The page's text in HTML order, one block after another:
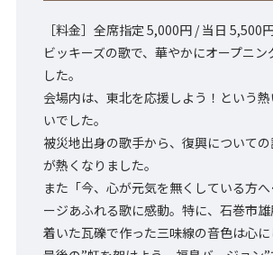
［料金］全席指定 5,000円 / 当日 5,500
ビッキーズの歌で、華やかにオープニン
した。
会場内は、東北を応援しよう！という
いでした。
被災地出身の歌手から、復興について
が熱くなりました。
また「今、心が元気を無くしている方へ
ージあふれる歌に感動。特に、石巻市
着いた瓦礫で作った三味線の音色は心に